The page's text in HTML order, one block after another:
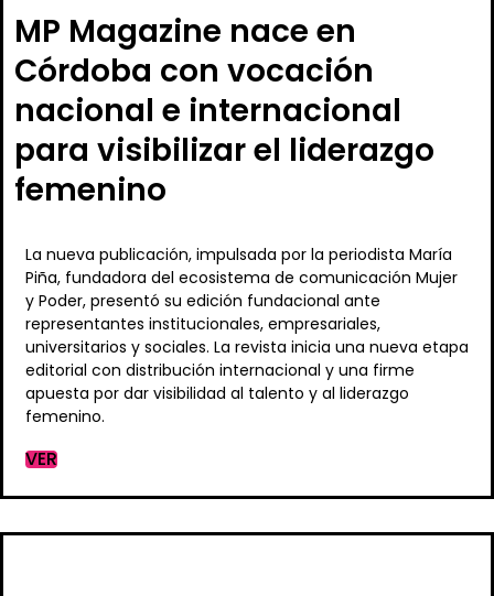
MP Magazine nace en
Córdoba con vocación
nacional e internacional
para visibilizar el liderazgo
femenino
La nueva publicación, impulsada por la periodista María
Piña, fundadora del ecosistema de comunicación Mujer
y Poder, presentó su edición fundacional ante
representantes institucionales, empresariales,
universitarios y sociales. La revista inicia una nueva etapa
editorial con distribución internacional y una firme
apuesta por dar visibilidad al talento y al liderazgo
femenino.
VER